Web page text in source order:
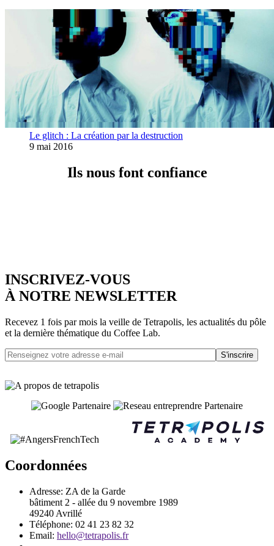
Le glitch : La création par la destruction
9 mai 2016
Ils nous font confiance
INSCRIVEZ-VOUS
À NOTRE NEWSLETTER
Recevez 1 fois par mois la veille de Tetrapolis, les actualités du pôle
et la dernière thématique du Coffee Lab.
S'inscrire
Coordonnées
Adresse: ZA de la Garde
bâtiment 2 - allée du 9 novembre 1989
49240 Avrillé
Téléphone: 02 41 23 82 32
Email: hello@tetrapolis.fr